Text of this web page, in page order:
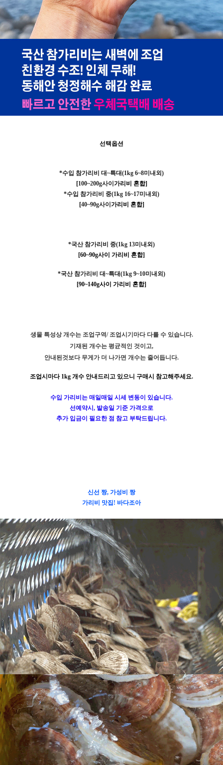
선택옵션
*수입 참가리비 대~특대(1kg 6~8미내외)
[100~200g사이가리비 혼합]
*수입 참가리비 중(1kg 16~17미내외)
[40~90g사이가리비 혼합]
*국산 참가리비 중(1kg 13미내외)
[60~90g사이 가리비 혼합]
*국산 참가리비 대~특대(1kg 9~10미내외)
[90~140g사이 가리비 혼합]
생물 특성상 개수는 조업구역/ 조업시기마다 다를 수 있습니다.
기재된 개수는 평균적인 것이고,
안내된것보다 무게가 더 나가면 개수는 줄어듭니다.
조업시마다 1kg 개수 안내드리고 있으니 구매시 참고해주세요.
수입 가리비는 매일매일 시세 변동이 있습니다.
선예약시, 발송일 기준 가격으로
추가 입금이 필요한 점 참고 부탁드립니다.
신선 짱, 가성비 짱
가리비 맛집! 바다조아